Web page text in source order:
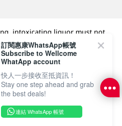
intoxicating liquor must not
(under 18) in the course of
中，向未成年人 (18 歲以下人士)
零售集團
The Dairy Farm Company
訂閱惠康WhatsApp帳號
Subscribe to Wellcome
WhatApp account
快人一步接收至抵資訊！
Stay one step ahead and grab
the best deals!
連結 WhatsApp 帳號